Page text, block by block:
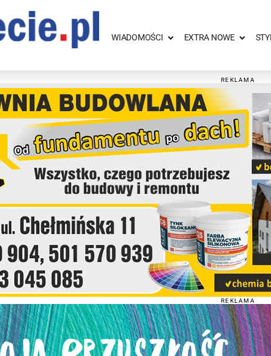
WIADOMOŚCI EXTRA NOWE
REKLAMA
REKLAMA